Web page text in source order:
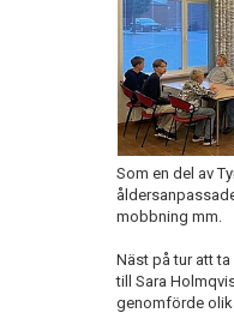
Som en del av
mobbning mm.
Näst på tur att
till Sara
genomförde